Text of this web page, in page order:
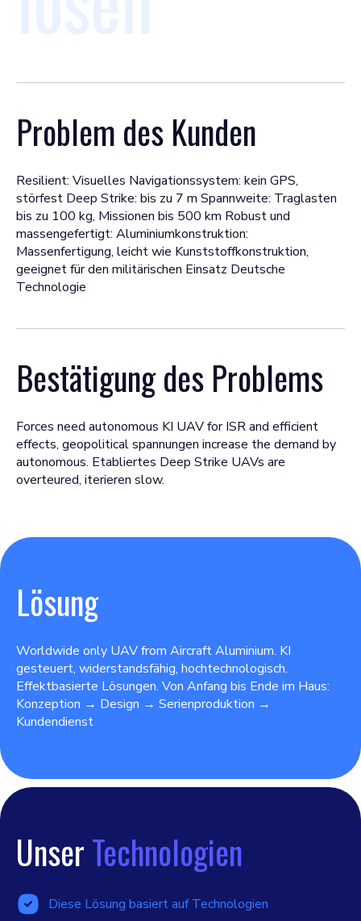
Problem des Kunden
Resilient: Visuelles Navigationssystem: kein GPS,
störfest Deep Strike: bis zu 7 m Spannweite: Traglasten
bis zu 100 kg, Missionen bis 500 km Robust und
massengefertigt: Aluminiumkonstruktion:
Massenfertigung, leicht wie Kunststoffkonstruktion,
geeignet für den militärischen Einsatz Deutsche
Technologie
Bestätigung des Problems
Forces need autonomous KI UAV for ISR and efficient
effects, geopolitical spannungen increase the demand by
autonomous. Etabliertes Deep Strike UAVs are
overteured, iterieren slow.
Lösung
Worldwide only UAV from Aircraft Aluminium. KI
gesteuert, widerstandsfähig, hochtechnologisch.
Effektbasierte Lösungen. Von Anfang bis Ende im Haus:
Konzeption → Design → Serienproduktion →
Kundendienst
UnserTechnologien
Diese Lösung basiert auf Technologien